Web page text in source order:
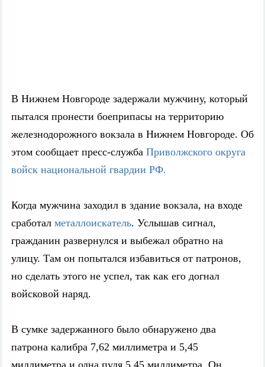
В Нижнем Новгороде задержали мужчину, который
пытался пронести боеприпасы на территорию
железнодорожного вокзала в Нижнем Новгороде. Об
этом сообщает пресс-служба Приволжского округа
войск национальной гвардии РФ.
Когда мужчина заходил в здание вокзала, на входе
сработал металлоискатель. Услышав сигнал,
гражданин развернулся и выбежал обратно на
улицу. Там он попытался избавиться от патронов,
но сделать этого не успел, так как его догнал
войсковой наряд.
В сумке задержанного было обнаружено два
патрона калибра 7,62 миллиметра и 5,45